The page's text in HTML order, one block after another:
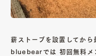
薪ストーブを設置してから
bluebearでは 初回無料メ